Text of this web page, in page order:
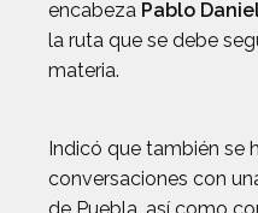
encabeza Pablo
la ruta que se debe
materia.
Indicó que también se
conversaciones con